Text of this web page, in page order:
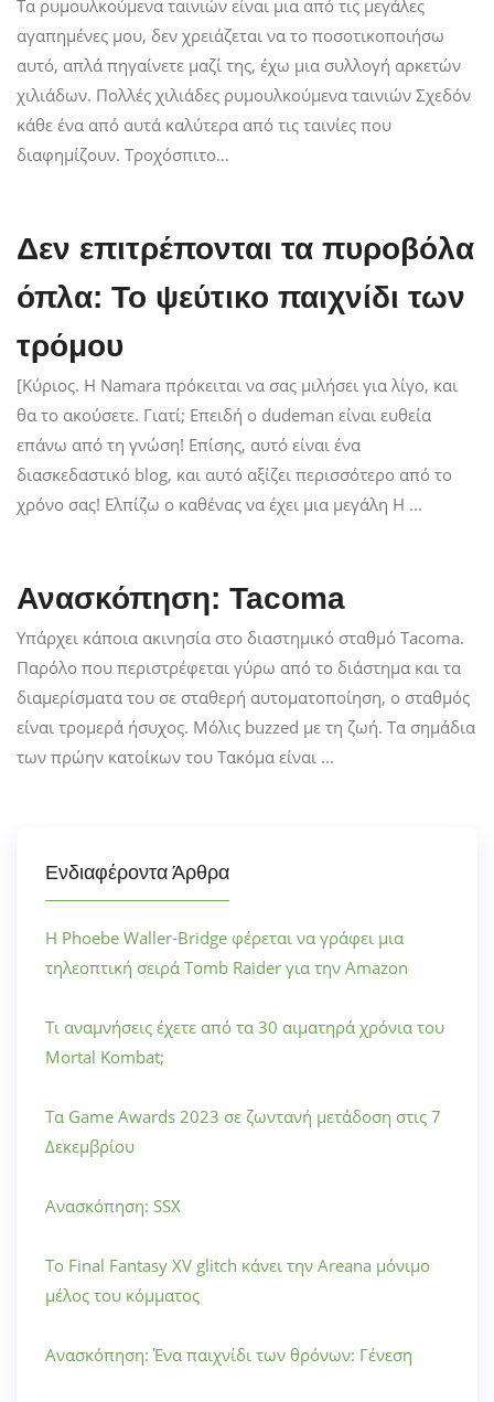
Τα ρυμουλκούμενα ταινιών είναι μια από τις μεγάλες
αγαπημένες μου, δεν χρειάζεται να το ποσοτικοποιήσω
αυτό, απλά πηγαίνετε μαζί της, έχω μια συλλογή αρκετών
χιλιάδων. Πολλές χιλιάδες ρυμουλκούμενα ταινιών Σχεδόν
κάθε ένα από αυτά καλύτερα από τις ταινίες που
διαφημίζουν. Τροχόσπιτο…
Δεν επιτρέπονται τα πυροβόλα
όπλα: Το ψεύτικο παιχνίδι των
τρόμου
[Κύριος. Η Namara πρόκειται να σας μιλήσει για λίγο, και
θα το ακούσετε. Γιατί; Επειδή ο dudeman είναι ευθεία
επάνω από τη γνώση! Επίσης, αυτό είναι ένα
διασκεδαστικό blog, και αυτό αξίζει περισσότερο από το
χρόνο σας! Ελπίζω ο καθένας να έχει μια μεγάλη H ...
Ανασκόπηση: Tacoma
Υπάρχει κάποια ακινησία στο διαστημικό σταθμό Tacoma.
Παρόλο που περιστρέφεται γύρω από το διάστημα και τα
διαμερίσματα του σε σταθερή αυτοματοποίηση, ο σταθμός
είναι τρομερά ήσυχος. Μόλις buzzed με τη ζωή. Τα σημάδια
των πρώην κατοίκων του Τακόμα είναι ...
Ενδιαφέροντα Άρθρα
Η Phoebe Waller-Bridge φέρεται να γράφει μια
τηλεοπτική σειρά Tomb Raider για την Amazon
Τι αναμνήσεις έχετε από τα 30 αιματηρά χρόνια του
Mortal Kombat;
Τα Game Awards 2023 σε ζωντανή μετάδοση στις 7
Δεκεμβρίου
Ανασκόπηση: SSX
Το Final Fantasy XV glitch κάνει την Areana μόνιμο
μέλος του κόμματος
Ανασκόπηση: Ένα παιχνίδι των θρόνων: Γένεση